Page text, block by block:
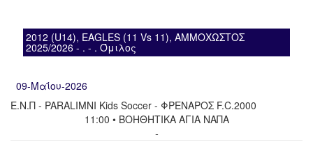
2012 (U14), EAGLES (11 Vs 11), ΑΜΜΟΧΩΣΤΟΣ
2025/2026 - . - . Όμιλος
09-Μαΐου-2026
Ε.Ν.Π - PARALIMNI Kids Soccer - ΦΡΕΝΑΡΟΣ F.C.2000
11:00 • ΒΟΗΘΗΤΙΚΑ ΑΓΙΑ ΝΑΠΑ
-